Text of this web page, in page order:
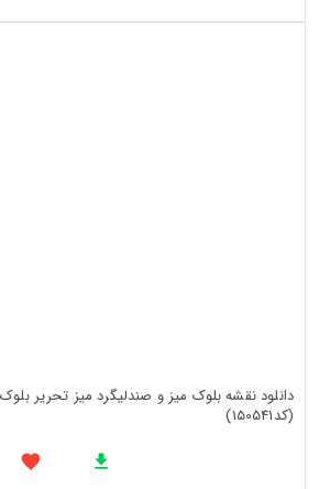
دانلود نقشه بلوک میز و صندلیگرد میز تحریر
(کد150541)